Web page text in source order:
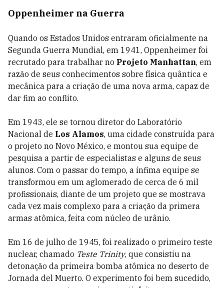
Oppenheimer na Guerra
Quando os Estados Unidos entraram oficialmente na
Segunda Guerra Mundial, em 1941, Oppenheimer foi
recrutado para trabalhar no Projeto Manhattan, em
razão de seus conhecimentos sobre física quântica e
mecânica para a criação de uma nova arma, capaz de
dar fim ao conflito.
Em 1943, ele se tornou diretor do Laboratório
Nacional de Los Alamos, uma cidade construída para
o projeto no Novo México, e montou sua equipe de
pesquisa a partir de especialistas e alguns de seus
alunos. Com o passar do tempo, a ínfima equipe se
transformou em um aglomerado de cerca de 6 mil
profissionais, diante de um projeto que se mostrava
cada vez mais complexo para a criação da primera
armas atômica, feita com núcleo de urânio.
Em 16 de julho de 1945, foi realizado o primeiro teste
nuclear, chamado Teste Trinity, que consistiu na
detonação da primeira bomba atômica no deserto de
Jornada del Muerto. O experimento foi bem sucedido,